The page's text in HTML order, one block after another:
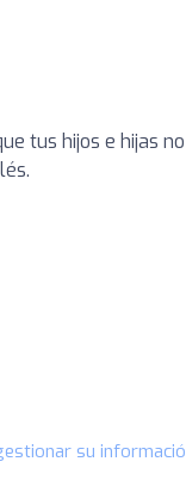
tus hijos e hijas
su